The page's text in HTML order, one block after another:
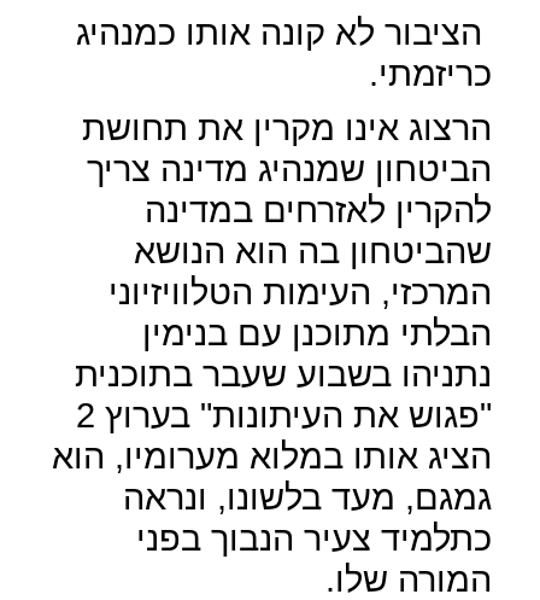
הציבור לא קונה אותו כמנהיג
כריזמתי.
הרצוג אינו מקרין את תחושת
הביטחון שמנהיג מדינה צריך
להקרין לאזרחים במדינה
שהביטחון בה הוא הנושא
המרכזי, העימות הטלוויזיוני
הבלתי מתוכנן עם בנימין
נתניהו בשבוע שעבר בתוכנית
"פגוש את העיתונות" בערוץ 2
הציג אותו במלוא מערומיו, הוא
גמגם, מעד בלשונו, ונראה
כתלמיד צעיר הנבוך בפני
המורה שלו.